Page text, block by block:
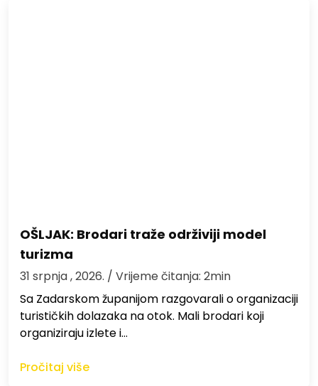
OŠLJAK: Brodari traže održiviji model
turizma
31 srpnja , 2026. / Vrijeme čitanja: 2min
Sa Zadarskom županijom razgovarali o organizaciji
turističkih dolazaka na otok. Mali brodari koji
organiziraju izlete i…
Pročitaj više